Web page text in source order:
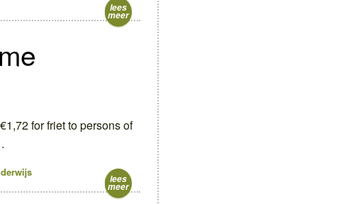
lees
meer
for friet to persons of
lees
meer